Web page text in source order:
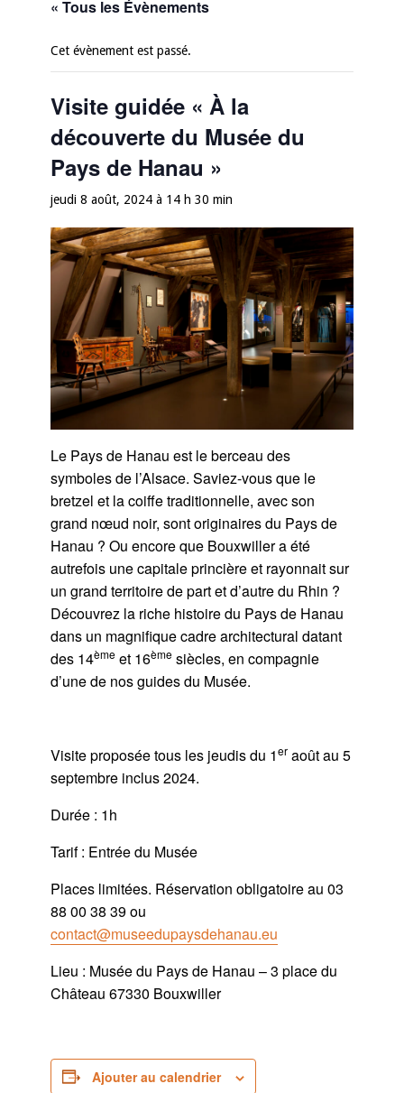
« Tous les Évènements
Cet évènement est passé.
Visite guidée « À la
découverte du Musée du
Pays de Hanau »
jeudi 8 août, 2024 à 14 h 30 min
Le Pays de Hanau est le berceau des
symboles de l’Alsace. Saviez-vous que le
bretzel et la coiffe traditionnelle, avec son
grand nœud noir, sont originaires du Pays de
Hanau ? Ou encore que Bouxwiller a été
autrefois une capitale princière et rayonnait sur
un grand territoire de part et d’autre du Rhin ?
Découvrez la riche histoire du Pays de Hanau
dans un magnifique cadre architectural datant
des 14èmeet 16èmesiècles, en compagnie
d’une de nos guides du Musée.
Visite proposée tous les jeudis du 1eraoût au 5
septembre inclus 2024.
Durée : 1h
Tarif : Entrée du Musée
Places limitées. Réservation obligatoire au 03
88 00 38 39 ou
contact@museedupaysdehanau.eu
Lieu : Musée du Pays de Hanau – 3 place du
Château 67330 Bouxwiller
Ajouter au calendrier